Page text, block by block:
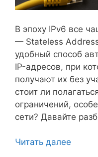
В эпоху IPv6 все
— Stateless
удобный способ
IP-адресов, при
получают их без
стоит ли
ограничений,
сети? Давайте
Читать далее